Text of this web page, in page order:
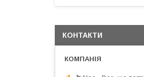
КОНТАКТИ